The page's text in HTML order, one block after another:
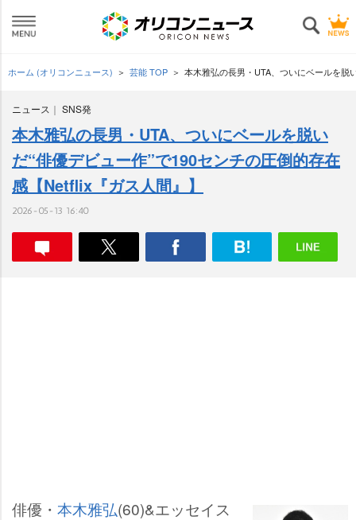
ホーム (オリコンニュース) 芸能 TOP 本木雅弘の長男・UTA、ついにベールを脱
ニュース SNS発
本木雅弘の長男・UTA、ついにベールを脱い
だ“俳優デビュー作”で190センチの圧倒的存在
感【Netflix『ガス人間』】
2026-05-13 16:40
俳優・ 本木雅弘(60)&エッセイス